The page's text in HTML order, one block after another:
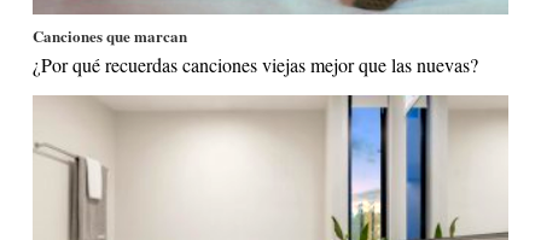
Canciones que marcan
¿Por qué recuerdas canciones viejas mejor que las nuevas?